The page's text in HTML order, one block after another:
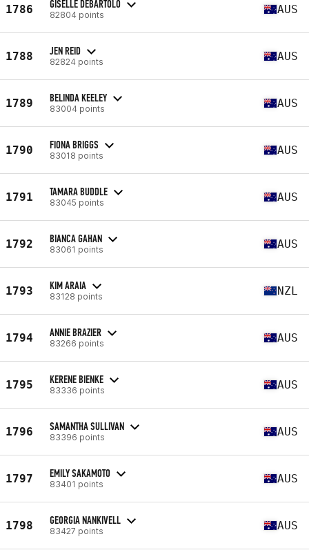
1786 GISELLE DEBARTOLO
82804 points AUS
1788 JEN REID
82824 points AUS
1789 BELINDA KEELEY
83004 points AUS
1790 FIONA BRIGGS
83018 points AUS
1791 TAMARA BUDDLE
83045 points AUS
1792 BIANCA GAHAN
83061 points AUS
1793 KIM ARAIA
83128 points NZL
1794 ANNIE BRAZIER
83266 points AUS
1795 KERENE BIENKE
83336 points AUS
1796 SAMANTHA SULLIVAN
83396 points AUS
1797 EMILY SAKAMOTO
83401 points AUS
1798 GEORGIA NANKIVELL
83427 points AUS